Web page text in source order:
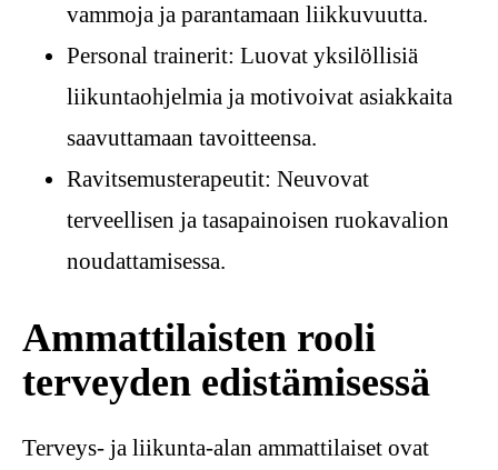
vammoja ja parantamaan liikkuvuutta.
Personal trainerit: Luovat yksilöllisiä
liikuntaohjelmia ja motivoivat asiakkaita
saavuttamaan tavoitteensa.
Ravitsemusterapeutit: Neuvovat
terveellisen ja tasapainoisen ruokavalion
noudattamisessa.
Ammattilaisten rooli
terveyden edistämisessä
Terveys- ja liikunta-alan ammattilaiset ovat